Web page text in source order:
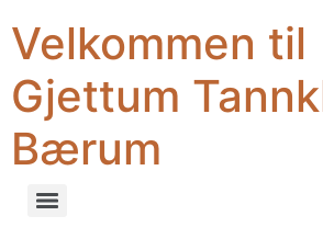
Velkommen til
Gjettum
Bærum